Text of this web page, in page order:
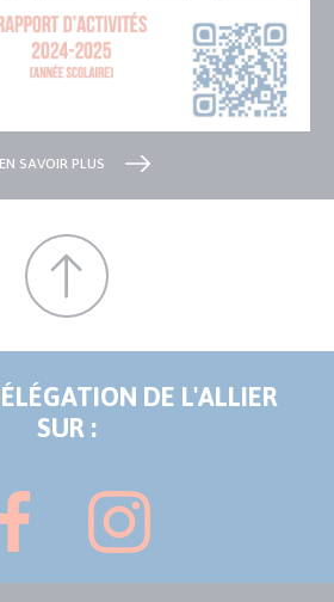
EN SAVOIR PLUS
DE L'ALLIER
SUR :